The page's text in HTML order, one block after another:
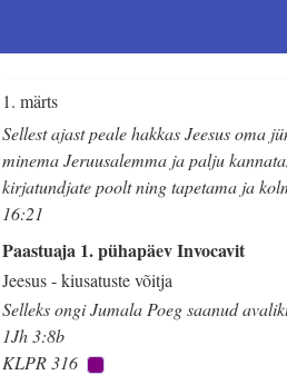
1. märts
Sellest ajast peale hakkas Jeesus oma
minema Jeruusalemma ja palju
kirjatundjate poolt ning tapetama ja
16:21
Paastuaja 1. pühapäev Invocavit
Jeesus - kiusatuste võitja
Selleks ongi Jumala Poeg saanud
1Jh 3:8b
KLPR 316